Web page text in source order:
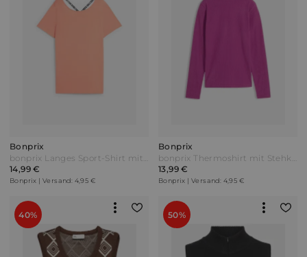
Bonprix
bonprix Langes Sport-Shirt mit Rückenausschnitt Orange
14,99 €
Bonprix | Versand: 4,95 €
Bonprix
bonprix Thermoshirt mit Stehkragen Lila
13,99 €
Bonprix | Versand: 4,95 €
40% 50%